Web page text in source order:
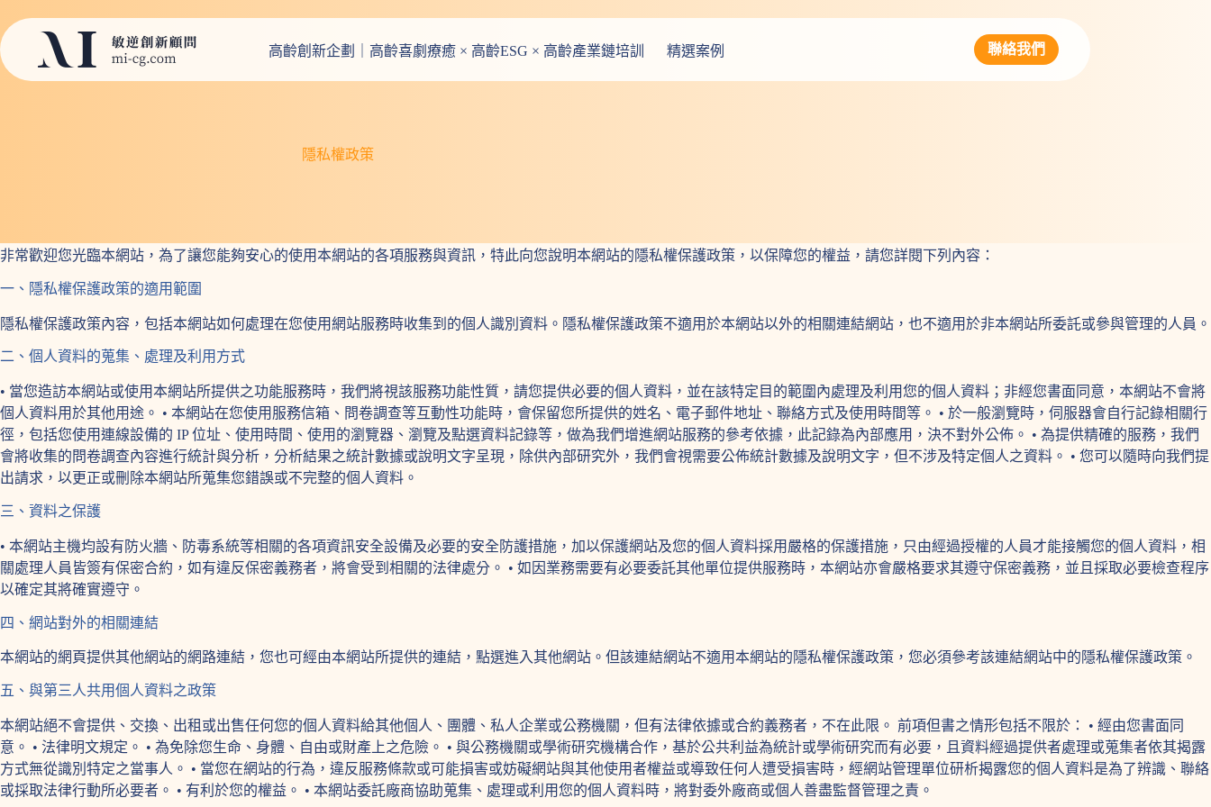
至
主
要
高齡創新企劃｜高齡喜劇療癒 × 高齡ESG × 高齡產業鏈培訓 精選案例 聯絡我們
隱私權政策
非常歡迎您光臨本網站，為了讓您能夠安心的使用本網站的各項服務與資訊，特此向您說明本網站的隱私權保護政策，以保障您的權益，請您詳閱下列內容：
一、隱私權保護政策的適用範圍
隱私權保護政策內容，包括本網站如何處理在您使用網站服務時收集到的個人識別資料。隱私權保護政策不適用於本網站以外的相關連結網站，也不適用於非本網站所委託或參與管理的人員。
二、個人資料的蒐集、處理及利用方式
• 當您造訪本網站或使用本網站所提供之功能服務時，我們將視該服務功能性質，請您提供必要的個人資料，並在該特定目的範圍內處理及利用您的個人資料；非經您書面同意，本網站不會將
個人資料用於其他用途。 • 本網站在您使用服務信箱、問卷調查等互動性功能時，會保留您所提供的姓名、電子郵件地址、聯絡方式及使用時間等。 • 於一般瀏覽時，伺服器會自行記錄相關行
徑，包括您使用連線設備的 IP 位址、使用時間、使用的瀏覽器、瀏覽及點選資料記錄等，做為我們增進網站服務的參考依據，此記錄為內部應用，決不對外公佈。 • 為提供精確的服務，我們
會將收集的問卷調查內容進行統計與分析，分析結果之統計數據或說明文字呈現，除供內部研究外，我們會視需要公佈統計數據及說明文字，但不涉及特定個人之資料。 • 您可以隨時向我們提
出請求，以更正或刪除本網站所蒐集您錯誤或不完整的個人資料。
三、資料之保護
• 本網站主機均設有防火牆、防毒系統等相關的各項資訊安全設備及必要的安全防護措施，加以保護網站及您的個人資料採用嚴格的保護措施，只由經過授權的人員才能接觸您的個人資料，相
關處理人員皆簽有保密合約，如有違反保密義務者，將會受到相關的法律處分。 • 如因業務需要有必要委託其他單位提供服務時，本網站亦會嚴格要求其遵守保密義務，並且採取必要檢查程序
以確定其將確實遵守。
四、網站對外的相關連結
本網站的網頁提供其他網站的網路連結，您也可經由本網站所提供的連結，點選進入其他網站。但該連結網站不適用本網站的隱私權保護政策，您必須參考該連結網站中的隱私權保護政策。
五、與第三人共用個人資料之政策
本網站絕不會提供、交換、出租或出售任何您的個人資料給其他個人、團體、私人企業或公務機關，但有法律依據或合約義務者，不在此限。 前項但書之情形包括不限於： • 經由您書面同
意。 • 法律明文規定。 • 為免除您生命、身體、自由或財產上之危險。 • 與公務機關或學術研究機構合作，基於公共利益為統計或學術研究而有必要，且資料經過提供者處理或蒐集者依其揭露
方式無從識別特定之當事人。 • 當您在網站的行為，違反服務條款或可能損害或妨礙網站與其他使用者權益或導致任何人遭受損害時，經網站管理單位研析揭露您的個人資料是為了辨識、聯絡
或採取法律行動所必要者。 • 有利於您的權益。 • 本網站委託廠商協助蒐集、處理或利用您的個人資料時，將對委外廠商或個人善盡監督管理之責。